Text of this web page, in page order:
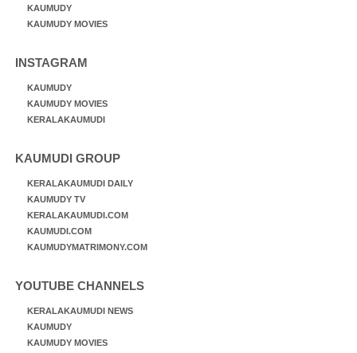
KAUMUDY
KAUMUDY MOVIES
INSTAGRAM
KAUMUDY
KAUMUDY MOVIES
KERALAKAUMUDI
KAUMUDI GROUP
KERALAKAUMUDI DAILY
KAUMUDY TV
KERALAKAUMUDI.COM
KAUMUDI.COM
KAUMUDYMATRIMONY.COM
YOUTUBE CHANNELS
KERALAKAUMUDI NEWS
KAUMUDY
KAUMUDY MOVIES